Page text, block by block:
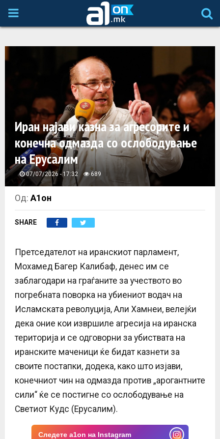
P
A
R
Y
M
E
N
U
Иран најави казна за агресорите и
конечна одмазда со ослободување
на Ерусалим
07/07/2026 - 17:32 689
Од:А1он
SHARE
Претседателот на иранскиот парламент,
Мохамед Багер Калибаф, денес им се
заблагодари на граѓаните за учеството во
погребната поворка на убиениот водач на
Исламската револуција, Али Хамнеи, велејќи
дека оние кои извршиле агресија на иранска
територија и се одговорни за убиствата на
иранските маченици ќе бидат казнети за
своите постапки, додека, како што изјави,
конечниот чин на одмазда против „арогантните
сили“ ќе се постигне со ослободување на
Светиот Кудс (Ерусалим).
Следете a1on на Instagram